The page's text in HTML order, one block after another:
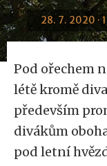
28. 7. 2020 ·
Pod ořechem
létě kromě
především
divákům
pod letní